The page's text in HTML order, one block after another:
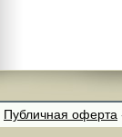
Публичная оферта